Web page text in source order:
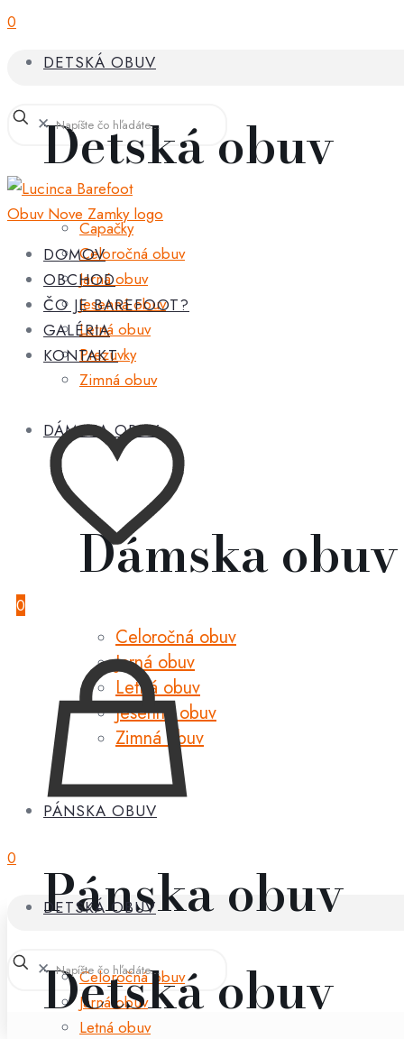
0
DETSKÁ OBUV
Detská obuv
Capačky
Celoročná obuv
Jarná obuv
Jesenná obuv
Letná obuv
Prezuvky
Zimná obuv
DÁMSKA OBUV
Dámska obuv
Celoročná obuv
Jarná obuv
Letná obuv
Jesenná obuv
Zimná obuv
PÁNSKA OBUV
Pánska obuv
Celoročná obuv
Jarná obuv
Letná obuv
✕
DOMOV
OBCHOD
ČO JE BAREFOOT?
GALÉRIA
KONTAKT
0
0
DETSKÁ OBUV
Detská obuv
✕